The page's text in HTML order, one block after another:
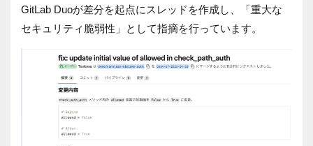
GitLab Duoが差分を起点にスレッドを作成し、「重大な
セキュリティ脆弱性」として指摘を行っています。